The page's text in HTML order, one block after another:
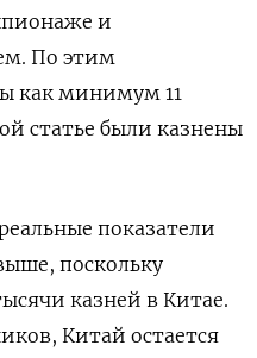
и
По этим
как минимум 11
статье были казнены
показатели
поскольку
казней в Китае.
Китай остается